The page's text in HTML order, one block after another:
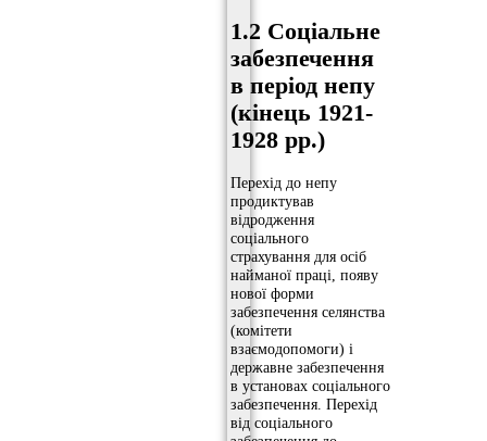
1.2 Соціальне
забезпечення
в період непу
(кінець 1921-
1928 рр.)
Перехід до непу
продиктував
відродження
соціального
страхування для осіб
найманої праці, появу
нової форми
забезпечення селянства
(комітети
взаємодопомоги) і
державне забезпечення
в установах соціального
забезпечення. Перехід
від соціального